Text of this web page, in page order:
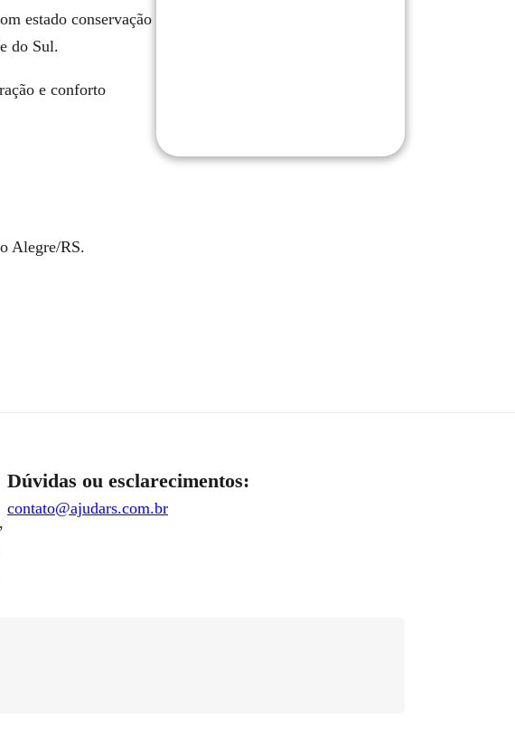
estado conservação
do Sul.
e conforto
Alegre/RS.
Dúvidas ou esclarecimentos:
contato@ajudars.com.br